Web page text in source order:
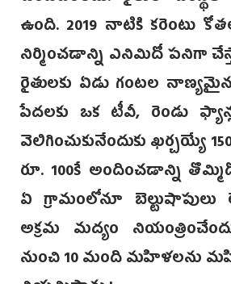
ఉంది. 2019 నాటికి కరెంటు
నిర్మించడాన్ని ఎనిమిదో పనిగా
రైతులకు ఏడు గంటల నాణ్యమైన
పేదలకు ఒక టీవీ, రెండు
వెలిగించుకునేందుకు ఖర్చయ్యే
రూ. 100కే అందించడాన్ని
ఏ గ్రామంలోనూ బెల్టుషాపులు
అక్రమ మద్యం
నుంచి 10 మంది మహిళలను